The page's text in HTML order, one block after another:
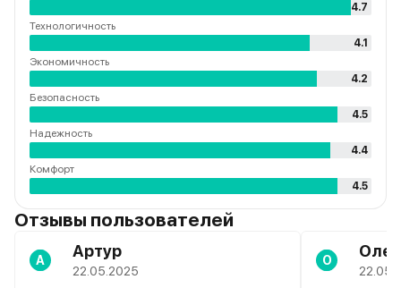
4.7
Технологичность
4.1
Экономичность
4.2
Безопасность
4.5
Надежность
4.4
Комфорт
4.5
Отзывы пользователей
А Артур
22.05.2025
О